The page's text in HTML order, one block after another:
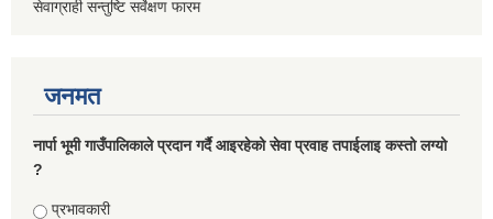
सेवाग्राही सन्तुष्टि सर्वेक्षण फारम
जनमत
नार्पा भूमी गाउँपालिकाले प्रदान गर्दै आइरहेको सेवा प्रवाह तपाईलाइ कस्तो लग्यो
?
Choices
प्रभावकारी